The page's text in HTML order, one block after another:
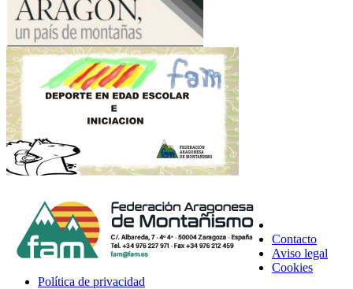
Contacto
Aviso legal
Cookies
Política de privacidad